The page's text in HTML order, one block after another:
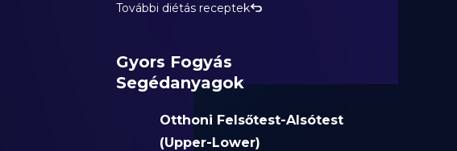
További diétás receptek
Gyors Fogyás
Segédanyagok
Otthoni Felsőtest-Alsótest
(Upper-Lower)